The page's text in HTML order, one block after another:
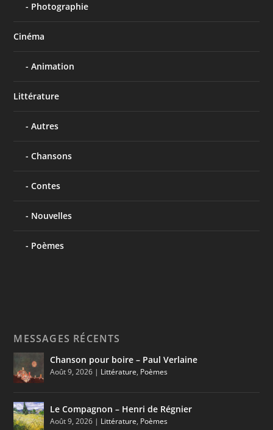
Photographie
Cinéma
Animation
Littérature
Autres
Chansons
Contes
Nouvelles
Poèmes
MESSAGES RÉCENTS
Chanson pour boire – Paul Verlaine
Août 9, 2026 | Littérature, Poèmes
Le Compagnon – Henri de Régnier
Août 9, 2026 | Littérature, Poèmes